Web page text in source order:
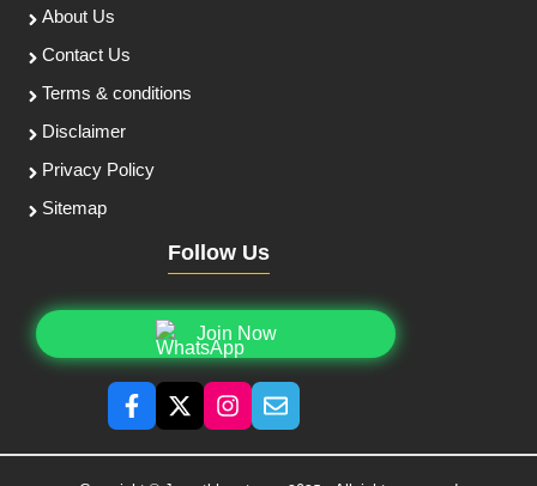
About Us
Contact Us
Terms & conditions
Disclaimer
Privacy Policy
Sitemap
Follow Us
Join Now